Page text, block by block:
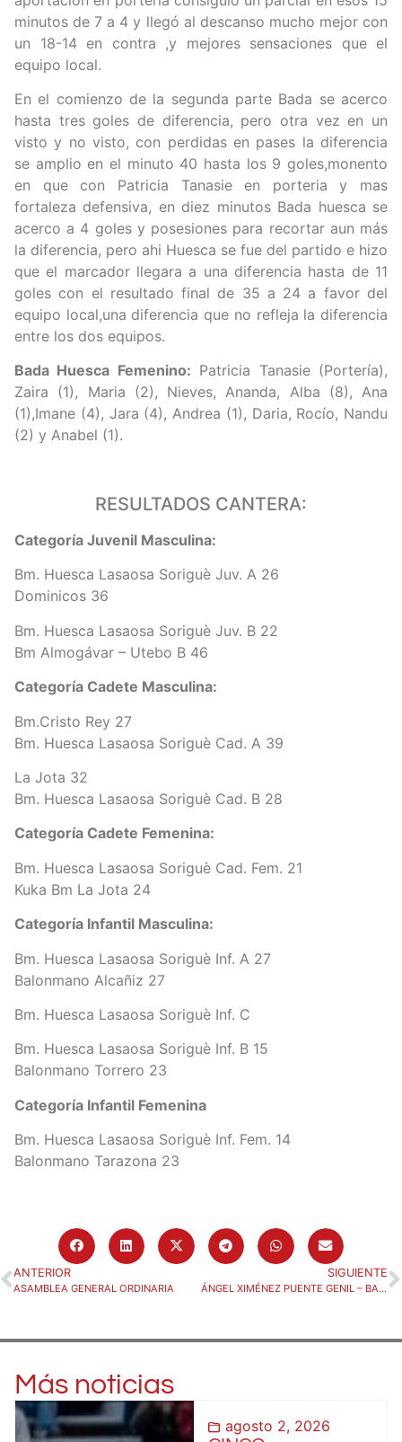
minutos de 7 a 4 y llegó al descanso mucho mejor con
un 18-14 en contra ,y mejores sensaciones que el
equipo local.
En el comienzo de la segunda parte Bada se acerco
hasta tres goles de diferencia, pero otra vez en un
visto y no visto, con perdidas en pases la diferencia
se amplio en el minuto 40 hasta los 9 goles,monento
en que con Patricia Tanasie en porteria y mas
fortaleza defensiva, en diez minutos Bada huesca se
acerco a 4 goles y posesiones para recortar aun más
la diferencia, pero ahi Huesca se fue del partido e hizo
que el marcador llegara a una diferencia hasta de 11
goles con el resultado final de 35 a 24 a favor del
equipo local,una diferencia que no refleja la diferencia
entre los dos equipos.
Bada Huesca Femenino: Patricia Tanasie (Portería),
Zaira (1), Maria (2), Nieves, Ananda, Alba (8), Ana
(1),Imane (4), Jara (4), Andrea (1), Daria, Rocío, Nandu
(2) y Anabel (1).
RESULTADOS CANTERA:
Categoría Juvenil Masculina:
Bm. Huesca Lasaosa Soriguè Juv. A 26
Dominicos 36
Bm. Huesca Lasaosa Soriguè Juv. B 22
Bm Almogávar – Utebo B 46
Categoría Cadete Masculina:
Bm.Cristo Rey 27
Bm. Huesca Lasaosa Soriguè Cad. A 39
La Jota 32
Bm. Huesca Lasaosa Soriguè Cad. B 28
Categoría Cadete Femenina:
Bm. Huesca Lasaosa Soriguè Cad. Fem. 21
Kuka Bm La Jota 24
Categoría Infantil Masculina:
Bm. Huesca Lasaosa Soriguè Inf. A 27
Balonmano Alcañiz 27
Bm. Huesca Lasaosa Soriguè Inf. C
Bm. Huesca Lasaosa Soriguè Inf. B 15
Balonmano Torrero 23
Categoría Infantil Femenina
Bm. Huesca Lasaosa Soriguè Inf. Fem. 14
Balonmano Tarazona 23
ANTERIOR
ASAMBLEA GENERAL ORDINARIA
SIGUIENTE
ÁNGEL XIMÉNEZ PUENTE GENIL – BADA HUESCA (MARTES 17/12, 21:30)
Más noticias
agosto 2, 2026